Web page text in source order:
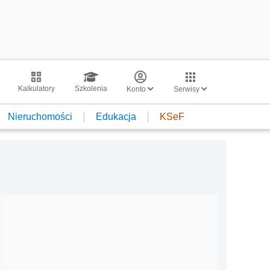
Kalkulatory Szkolenia Konto Serwisy
Nieruchomości Edukacja KSeF